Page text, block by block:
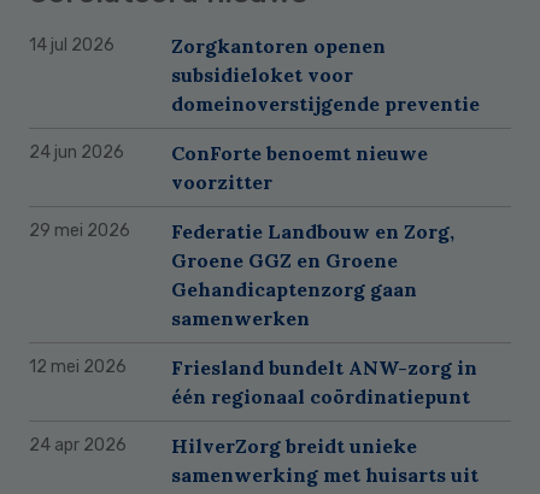
14 jul 2026
Zorgkantoren openen
subsidieloket voor
domeinoverstijgende preventie
24 jun 2026
ConForte benoemt nieuwe
voorzitter
29 mei 2026
Federatie Landbouw en Zorg,
Groene GGZ en Groene
Gehandicaptenzorg gaan
samenwerken
12 mei 2026
Friesland bundelt ANW-zorg in
één regionaal coördinatiepunt
24 apr 2026
HilverZorg breidt unieke
samenwerking met huisarts uit